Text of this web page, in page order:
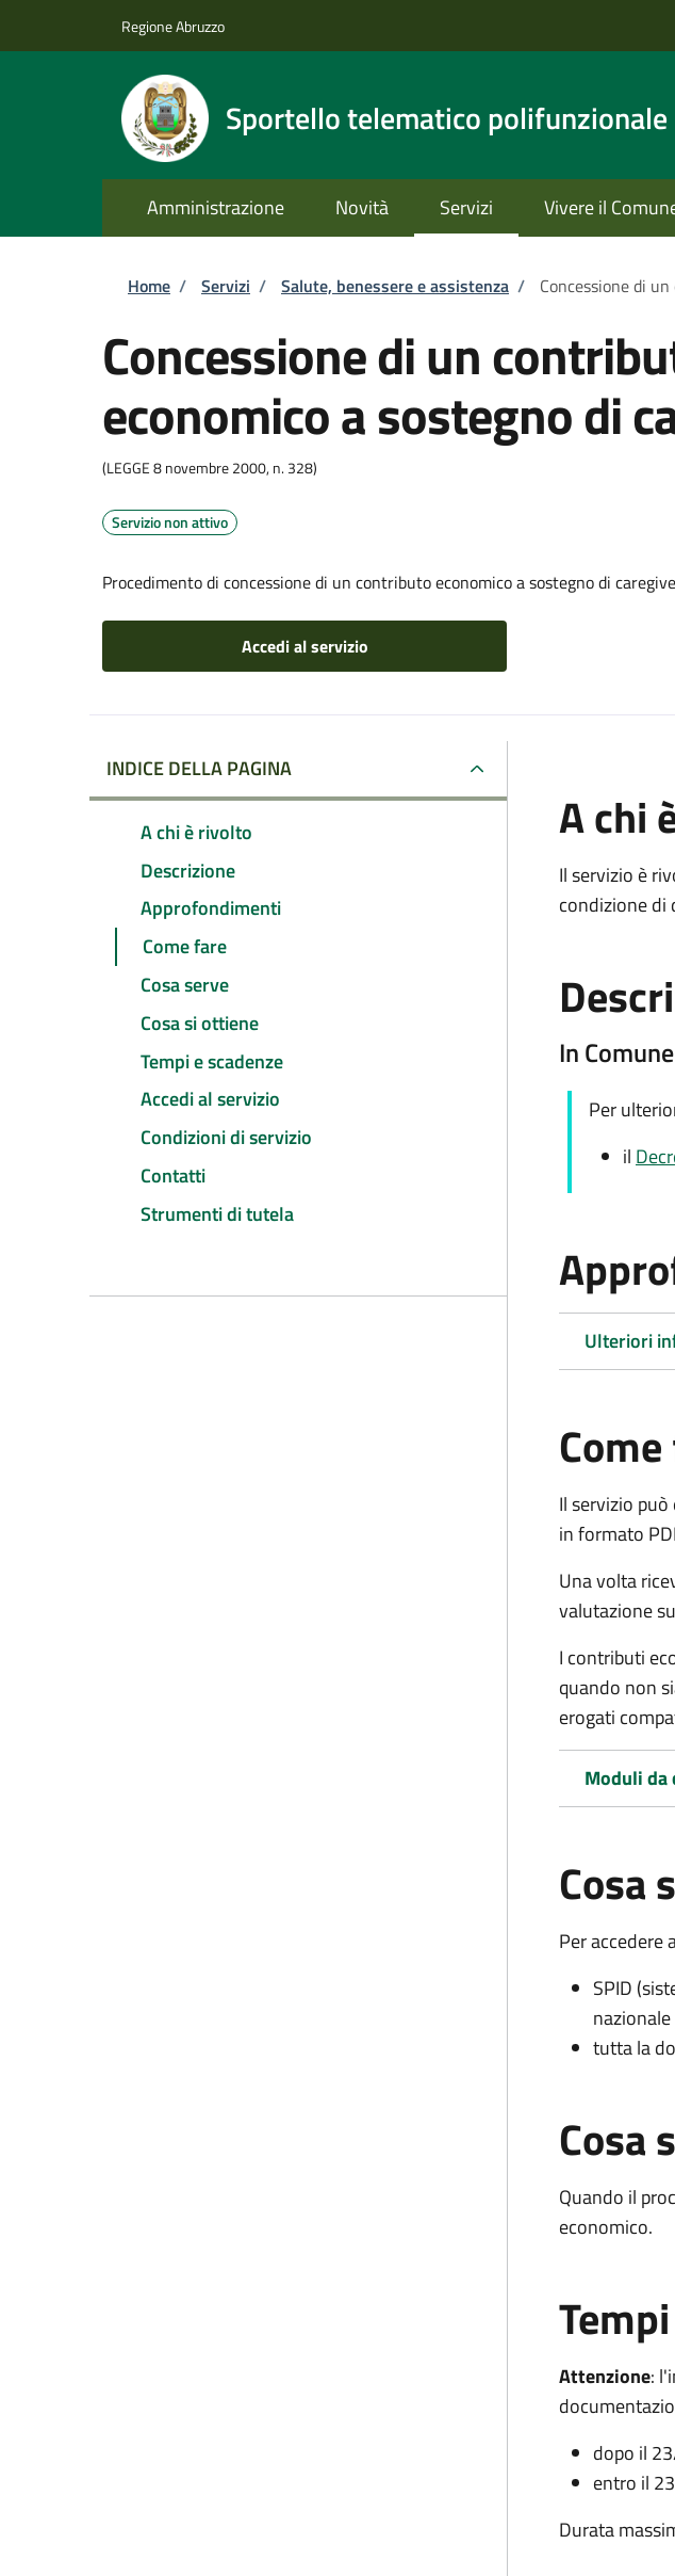
Regione Abruzzo
Sportello telematico polifunzionale
Amministrazione Novità Servizi Vivere il
Briciole di pane
Home / Servizi / Salute, benessere e assistenza / Concessione di
Concessione di un
economico a sostegno di
(LEGGE 8 novembre 2000, n. 328)
Servizio non attivo
Procedimento di concessione di un contributo economico a sostegno di
Accedi al servizio
INDICE DELLA PAGINA
A chi è rivolto
Descrizione
Approfondimenti
Come fare
Cosa serve
Cosa si ottiene
Tempi e scadenze
Accedi al servizio
Condizioni di servizio
Contatti
Strumenti di tutela
A chi
Il servizio è
condizione di
In
Per
il
Ulteriori
Il servizio
in formato
Una volta
valutazione
I contributi
quando non
erogati
Moduli da
Cosa
Per accedere
SPID
nazionale
tutta la
Cosa
Quando il
economico.
Attenzione:
dopo il
entro il
Durata